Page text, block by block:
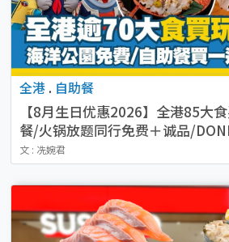
全港 . 自助餐
【8月生日优惠2026】全港85大
餐/火锅放题同行免费＋诚品/
文 : 冼婉君